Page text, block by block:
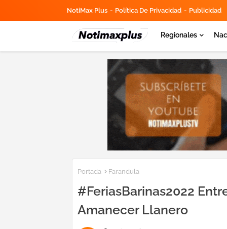
NotiMax Plus Política De Privacidad Publicidad
Regionales
Portada Farandula
#FeriasBarinas2022
Amanecer Llanero